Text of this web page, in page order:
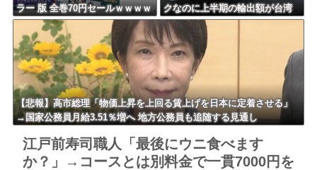
ラー 版 全巻70円セールｗｗｗｗ
ｗｗｗｗ スポーツ漫画50％ポ
イント還元セール
クなのに上半期の輸出額が台湾
と韓国に抜かれる・・・
【悲報】高市総理「物価上昇を上回る賃上げを日本に定着させる」
→国家公務員月給3.51％増へ 地方公務員も追随する見通し
江戸前寿司職人「最後にウニ食べます
か？」→コースとは別料金で一貫7000円を